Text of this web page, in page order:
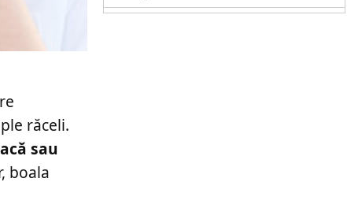
răceli.
sau
boala